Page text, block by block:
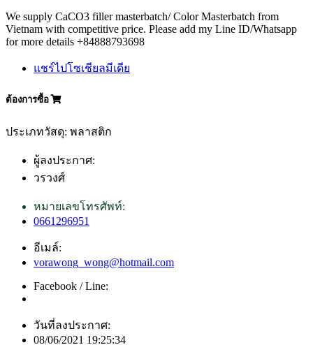
We supply CaCO3 filler masterbatch/ Color Masterbatch from
Vietnam with competitive price. Please add my Line ID/Whatsapp
for more details +84888793698
แชร์ไปโซเชียลมีเดีย
ต้องการซื้อ
ประเภทวัสดุ: พลาสติก
ผู้ลงประกาศ:
วรวงศ์
หมายเลขโทรศัพท์:
0661296951
อีเมล์:
vorawong_wong@hotmail.com
Facebook / Line:
วันที่ลงประกาศ:
08/06/2021 19:25:34